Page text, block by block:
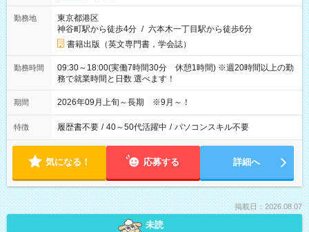
勤務地
東京都港区
神谷町駅から徒歩4分 / 六本木一丁目駅から徒歩6分
書籍出版（英文専門書，学会誌）
勤務時間
09:30～18:00(実働7時間30分 休憩1時間) ※週20時間以上の勤
務で就業時間と日数 選べます！
期間 2026年09月上旬～長期 ※9月～！
特徴 履歴書不要 / 40～50代活躍中 / パソコンスキル不要
気になる！ 応募する 詳細へ
掲載日：2026.08.07
未読